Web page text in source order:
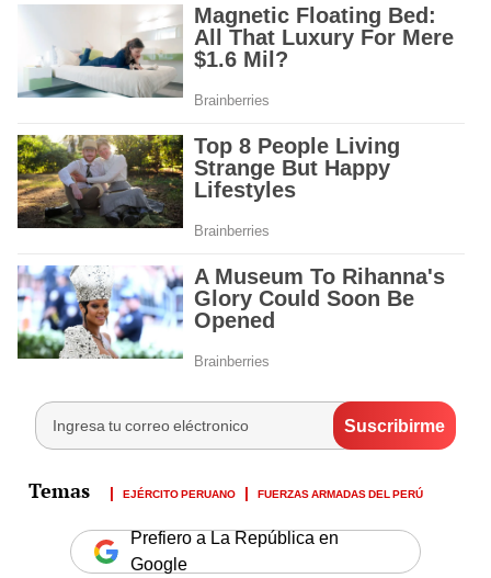
EJÉRCITO PERUANO FUERZAS ARMADAS DEL PERÚ
Prefiero a La República en
Google